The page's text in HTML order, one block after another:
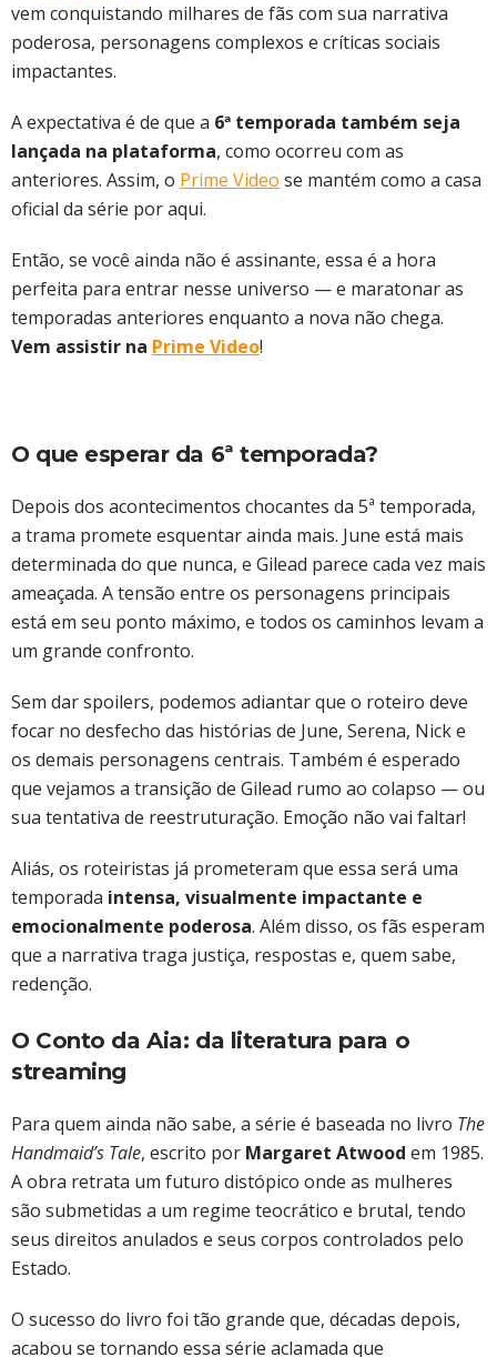
vem conquistando milhares de fãs com sua narrativa
poderosa, personagens complexos e críticas sociais
impactantes.
A expectativa é de que a 6ª temporada também seja
lançada na plataforma, como ocorreu com as
anteriores. Assim, o Prime Video se mantém como a casa
oficial da série por aqui.
Então, se você ainda não é assinante, essa é a hora
perfeita para entrar nesse universo — e maratonar as
temporadas anteriores enquanto a nova não chega.
Vem assistir na Prime Video!
O que esperar da 6ª temporada?
Depois dos acontecimentos chocantes da 5ª temporada,
a trama promete esquentar ainda mais. June está mais
determinada do que nunca, e Gilead parece cada vez mais
ameaçada. A tensão entre os personagens principais
está em seu ponto máximo, e todos os caminhos levam a
um grande confronto.
Sem dar spoilers, podemos adiantar que o roteiro deve
focar no desfecho das histórias de June, Serena, Nick e
os demais personagens centrais. Também é esperado
que vejamos a transição de Gilead rumo ao colapso — ou
sua tentativa de reestruturação. Emoção não vai faltar!
Aliás, os roteiristas já prometeram que essa será uma
temporada intensa, visualmente impactante e
emocionalmente poderosa. Além disso, os fãs esperam
que a narrativa traga justiça, respostas e, quem sabe,
redenção.
O Conto da Aia: da literatura para o
streaming
Para quem ainda não sabe, a série é baseada no livro The
Handmaid’s Tale, escrito por Margaret Atwood em 1985.
A obra retrata um futuro distópico onde as mulheres
são submetidas a um regime teocrático e brutal, tendo
seus direitos anulados e seus corpos controlados pelo
Estado.
O sucesso do livro foi tão grande que, décadas depois,
acabou se tornando essa série aclamada que